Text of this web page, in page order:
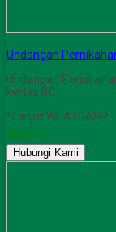
Undangan
Undangan
kertas BC
*Lanjut WHATSAPP
Tersedia
Hubungi Kami